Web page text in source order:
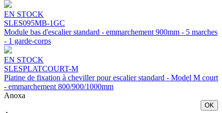
EN STOCK
SLES095MB-1GC
Module bas d'escalier standard - emmarchement 900mm - 5 marches
- 1 garde-corps
EN STOCK
SLESPLATCOURT-M
Platine de fixation à cheviller pour escalier standard - Model M court
- emmarchement 800/900/1000mm
Anoxa
OK